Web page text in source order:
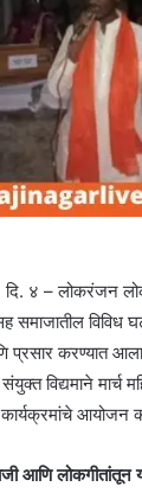
४ – लोकरंजन
समाजातील विविध
प्रसार करण्यात आला.
विद्यमाने मार्च
आयोजन
आणि लोकगीतांतून